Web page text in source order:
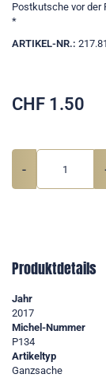
Postkutsche vor der
*
ARTIKEL-NR.:
CHF 1.50
-
Produktdetails
Jahr
2017
Michel-Nummer
P134
Artikeltyp
Ganzsache